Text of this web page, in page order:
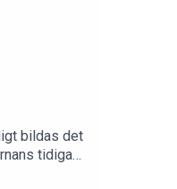
bildas det
tidiga